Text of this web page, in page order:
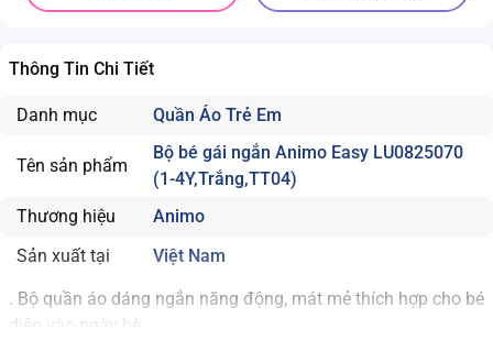
Thông Tin Chi Tiết
Danh mục Quần Áo Trẻ Em
Tên sản phẩm
Bộ bé gái ngắn Animo Easy LU0825070
(1-4Y,Trắng,TT04)
Thương hiệu
Animo
Sản xuất tại
Việt Nam
. Bộ quần áo dáng ngắn năng động, mát mẻ thích hợp cho bé
diện vào ngày hè;